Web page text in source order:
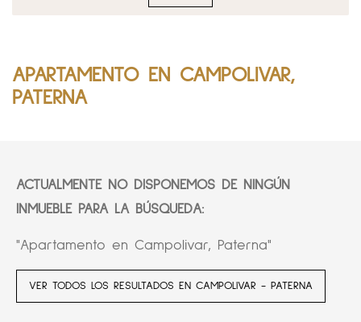
APARTAMENTO EN CAMPOLIVAR,
PATERNA
ACTUALMENTE NO DISPONEMOS DE NINGÚN
INMUEBLE PARA LA BÚSQUEDA:
"Apartamento en Campolivar, Paterna"
VER TODOS LOS RESULTADOS EN CAMPOLIVAR - PATERNA